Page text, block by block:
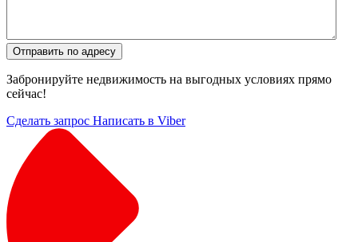
Отправить по адресу
Забронируйте недвижимость на выгодных условиях прямо
сейчас!
Сделать запрос Написать в Viber